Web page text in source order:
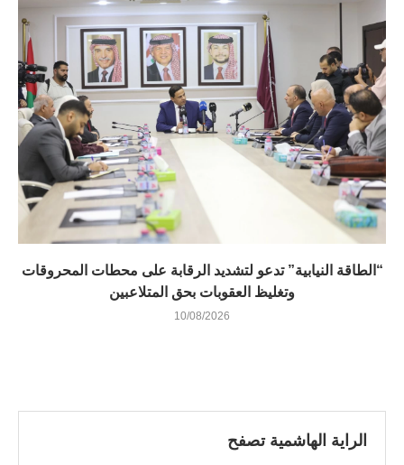
“الطاقة النيابية” تدعو لتشديد الرقابة على محطات المحروقات
وتغليظ العقوبات بحق المتلاعبين
10/08/2026
الراية الهاشمية تصفح